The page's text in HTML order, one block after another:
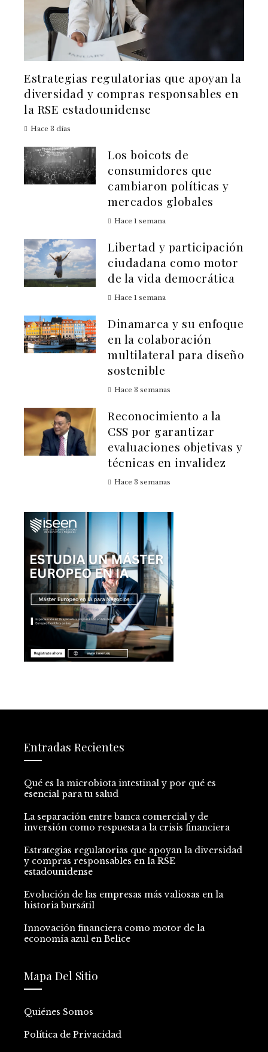
Estrategias regulatorias que apoyan la
diversidad y compras responsables en
la RSE estadounidense
Hace 3 días
Los boicots de
consumidores que
cambiaron políticas y
mercados globales
Hace 1 semana
Libertad y participación
ciudadana como motor
de la vida democrática
Hace 1 semana
Dinamarca y su enfoque
en la colaboración
multilateral para diseño
sostenible
Hace 3 semanas
Reconocimiento a la
CSS por garantizar
evaluaciones objetivas y
técnicas en invalidez
Hace 3 semanas
Entradas Recientes
Qué es la microbiota intestinal y por qué es
esencial para tu salud
La separación entre banca comercial y de
inversión como respuesta a la crisis financiera
Estrategias regulatorias que apoyan la diversidad
y compras responsables en la RSE
estadounidense
Evolución de las empresas más valiosas en la
historia bursátil
Innovación financiera como motor de la
economía azul en Belice
Mapa Del Sitio
Quiénes Somos
Política de Privacidad